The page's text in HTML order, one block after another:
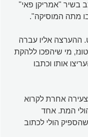
בשיר "אמריקן פאי"
מתה המוסיקה".
ההערצה אליו עברה
מי שיהפכו ללהקת
אותו וכתבו
אחרת לקרוא
המת. אחד
הולי לכתוב